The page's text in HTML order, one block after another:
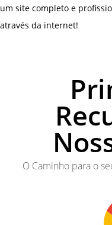
um site completo e
através da internet!
O Caminho para o